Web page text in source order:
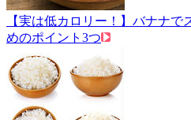
【実は低カロリー！】バナナ
めのポイント3つ